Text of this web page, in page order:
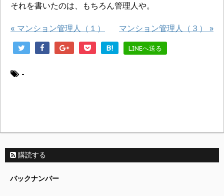
それを書いたのは、もちろん管理人や。
« マンション管理人（１） マンション管理人（３） »
B! LINEへ送る
-
購読する
バックナンバー